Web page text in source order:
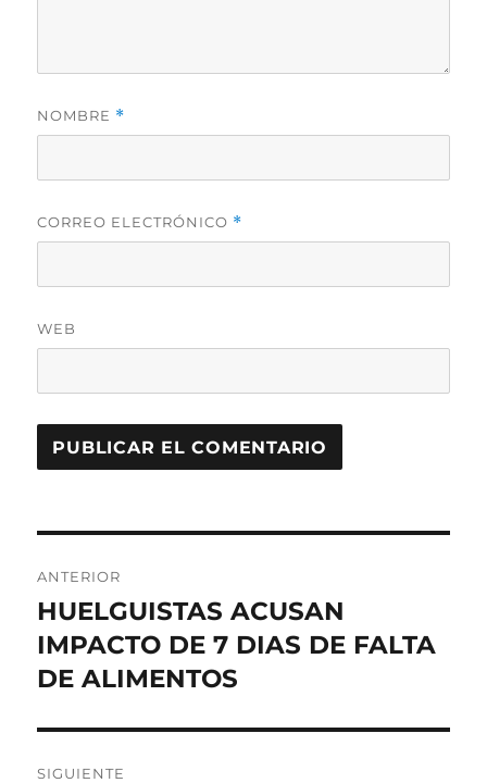
NOMBRE *
CORREO ELECTRÓNICO *
WEB
de
entradas
ANTERIOR
Entrada
anterior:
HUELGUISTAS ACUSAN
IMPACTO DE 7 DIAS DE FALTA
DE ALIMENTOS
SIGUIENTE